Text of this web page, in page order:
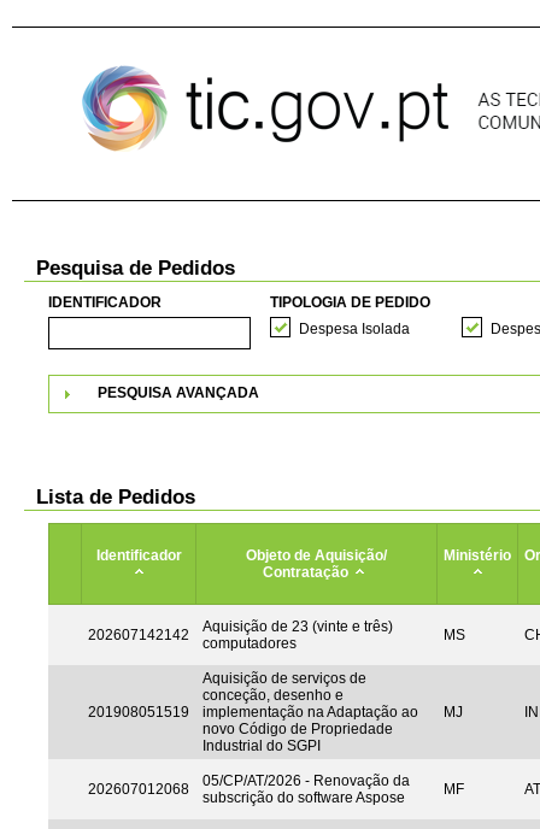
Pesquisa de Pedidos
IDENTIFICADOR
TIPOLOGIA DE PEDIDO
Despesa Isolada
PESQUISA AVANÇADA
Lista de Pedidos
Identificador
Objeto de Aquisição/
Contratação
Ministério
202607142142
Aquisição de 23 (vinte e três)
computadores
MS
201908051519
Aquisição de serviços de
conceção, desenho e
implementação na Adaptação ao
novo Código de Propriedade
Industrial do SGPI
MJ
202607012068
05/CP/AT/2026 - Renovação da
subscrição do software Aspose
MF AT